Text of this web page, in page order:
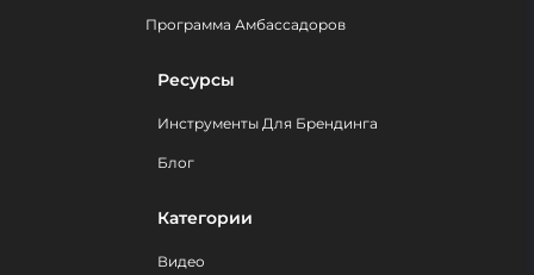
Программа Амбассадоров
Ресурсы
Инструменты Для Брендинга
Блог
Категории
Видео